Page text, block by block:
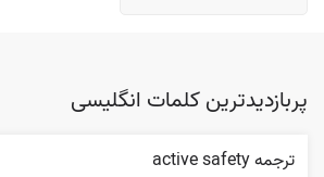
پربازدیدترین کلمات انگلیسی
ترجمه active safety